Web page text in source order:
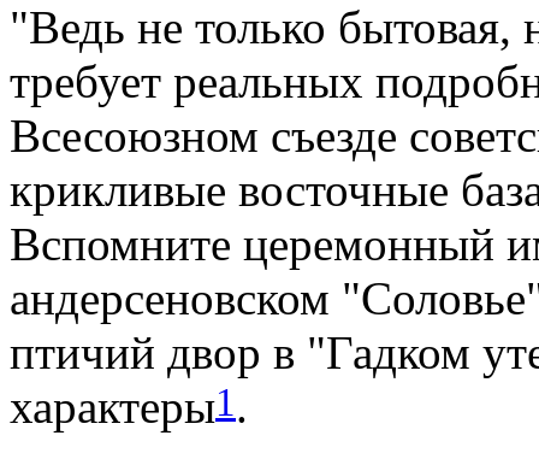
"Ведь не только бытовая,
требует реальных
Всесоюзном съезде
крикливые восточные
Вспомните церемонный
андерсеновском
птичий двор в "Гадком
характеры1.